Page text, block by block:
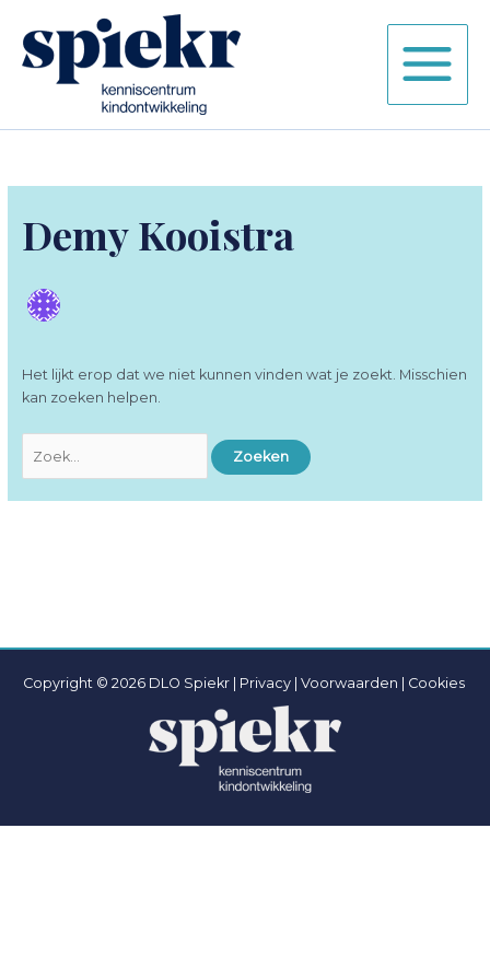
naar
Demy Kooistra
Het lijkt erop dat we niet kunnen vinden wat je zoekt. Misschien
kan zoeken helpen.
naar:
Copyright © 2026 DLO Spiekr | Privacy | Voorwaarden | Cookies